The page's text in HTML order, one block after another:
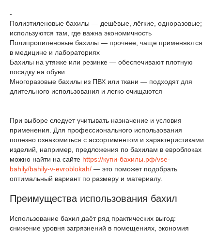
-
Полиэтиленовые бахилы — дешёвые, лёгкие, одноразовые;
используются там, где важна экономичность
Полипропиленовые бахилы — прочнее, чаще применяются
в медицине и лабораториях
Бахилы на утяжке или резинке — обеспечивают плотную
посадку на обуви
Многоразовые бахилы из ПВХ или ткани — подходят для
длительного использования и легко очищаются
При выборе следует учитывать назначение и условия
применения. Для профессионального использования
полезно ознакомиться с ассортиментом и характеристиками
изделий, например, предложения по бахилам в евроблоках
можно найти на сайте https://купи-бахилы.рф/vse-
bahily/bahily-v-evroblokah/ — это поможет подобрать
оптимальный вариант по размеру и материалу.
Преимущества использования бахил
Использование бахил даёт ряд практических выгод:
снижение уровня загрязнений в помещениях, экономия